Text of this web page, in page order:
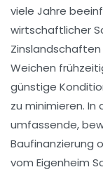
viele Jahre
wirtschaftlicher
Weichen
günstige
zu minimieren. In
umfassende,
Baufinanzierung
vom Eigenheim